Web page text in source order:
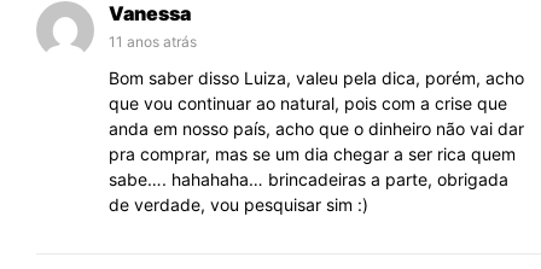
Vanessa
11 anos atrás
Bom saber disso Luiza, valeu pela dica, porém, acho
que vou continuar ao natural, pois com a crise que
anda em nosso país, acho que o dinheiro não vai dar
pra comprar, mas se um dia chegar a ser rica quem
sabe…. hahahaha… brincadeiras a parte, obrigada
de verdade, vou pesquisar sim :)